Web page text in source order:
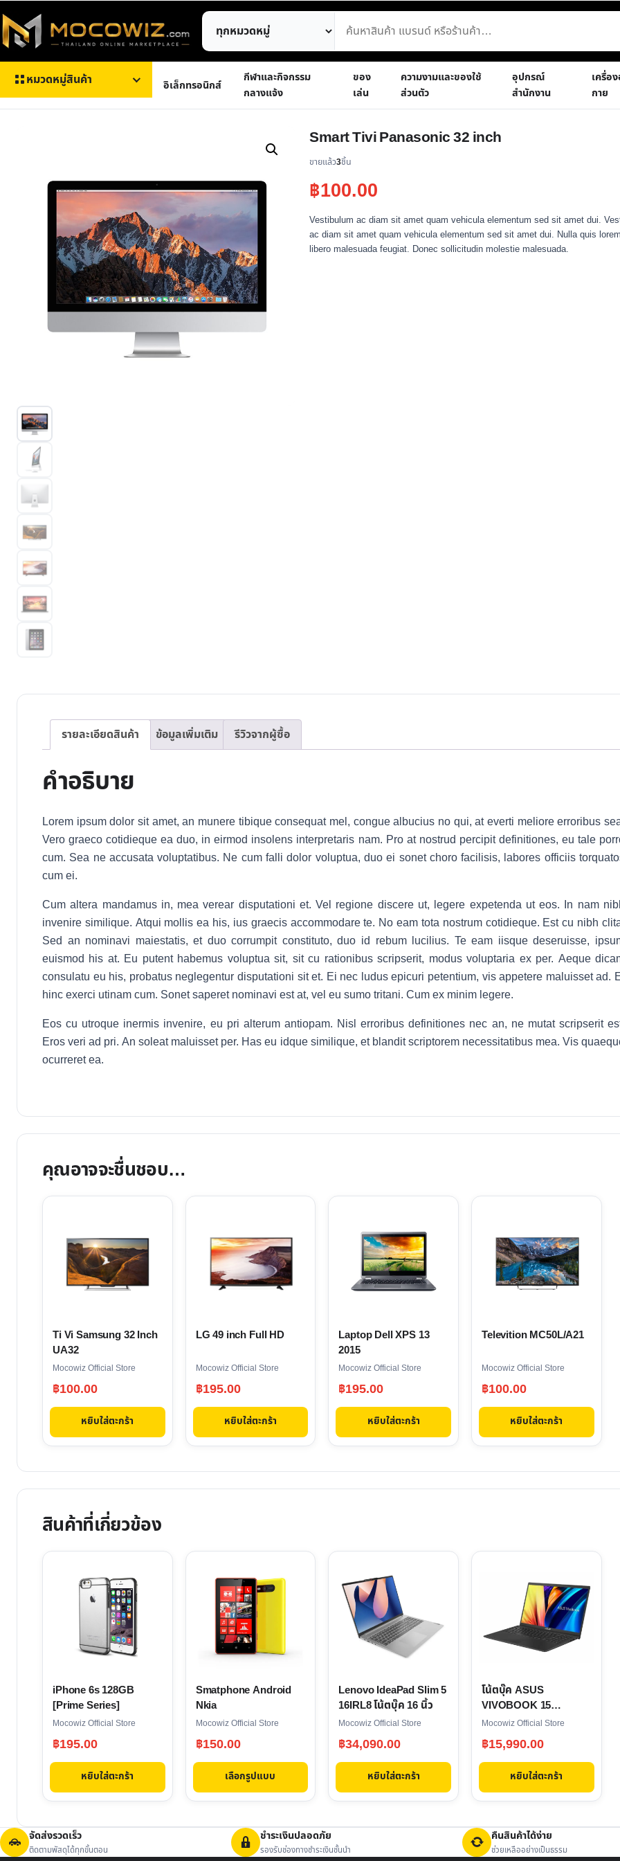
ไป
ยัง
เนื้อหา
ค้นหา
สินค้า
หมวดหมู่สินค้า อิเล็กทรอนิกส์
กีฬาและกิจกรรม
กลางแจ้ง
ของ
เล่น
ความงามและของใช้
ส่วนตัว
อุปกรณ์
สำนักงาน
เครื่อ
กาย
Smart Tivi Panasonic 32 inch
ขายแล้ว3ชิ้น
฿100.00
Vestibulum ac diam sit amet quam vehicula elementum sed sit amet dui.
ac diam sit amet quam vehicula elementum sed sit amet dui. Nulla quis
libero malesuada feugiat. Donec sollicitudin molestie malesuada.
รายละเอียดสินค้า ข้อมูลเพิ่มเติม รีวิวจากผู้ซื้อ
คำอธิบาย
Lorem ipsum dolor sit amet, an munere tibique consequat mel, congue albucius no qui, at everti meliore erroribus
Vero graeco cotidieque ea duo, in eirmod insolens interpretaris nam. Pro at nostrud percipit definitiones, eu tale
cum. Sea ne accusata voluptatibus. Ne cum falli dolor voluptua, duo ei sonet choro facilisis, labores officiis
cum ei.
Cum altera mandamus in, mea verear disputationi et. Vel regione discere ut, legere expetenda ut eos. In nam
invenire similique. Atqui mollis ea his, ius graecis accommodare te. No eam tota nostrum cotidieque. Est cu nibh
Sed an nominavi maiestatis, et duo corrumpit constituto, duo id rebum lucilius. Te eam iisque deseruisse,
euismod his at. Eu putent habemus voluptua sit, sit cu rationibus scripserit, modus voluptaria ex per. Aeque
consulatu eu his, probatus neglegentur disputationi sit et. Ei nec ludus epicuri petentium, vis appetere maluisset ad.
hinc exerci utinam cum. Sonet saperet nominavi est at, vel eu sumo tritani. Cum ex minim legere.
Eos cu utroque inermis invenire, eu pri alterum antiopam. Nisl erroribus definitiones nec an, ne mutat scripserit
Eros veri ad pri. An soleat maluisset per. Has eu idque similique, et blandit scriptorem necessitatibus mea. Vis
ocurreret ea.
คุณอาจจะชื่นชอบ…
Ti Vi Samsung 32 Inch
UA32
Mocowiz Official Store
฿100.00
หยิบใส่ตะกร้า
LG 49 inch Full HD
Mocowiz Official Store
฿195.00
หยิบใส่ตะกร้า
Laptop Dell XPS 13
2015
Mocowiz Official Store
฿195.00
หยิบใส่ตะกร้า
Televition MC50L/A21
Mocowiz Official Store
฿100.00
หยิบใส่ตะกร้า
สินค้าที่เกี่ยวข้อง
iPhone 6s 128GB
[Prime Series]
Mocowiz Official Store
฿195.00
หยิบใส่ตะกร้า
Smatphone Android
Nkia
Mocowiz Official Store
฿150.00
เลือกรูปแบบ
product
multiple
variants.
may
be
chosen
on
the
product
page
Lenovo IdeaPad Slim 5
16IRL8 โน้ตบุ๊ค 16 นิ้ว
Mocowiz Official Store
฿34,090.00
หยิบใส่ตะกร้า
โน้ตบุ๊ค ASUS
VIVOBOOK 15
X1500EA-BR3539W
Mocowiz Official Store
฿15,990.00
หยิบใส่ตะกร้า
จัดส่งรวดเร็ว
ติดตามพัสดุได้ทุกขั้นตอน
ชำระเงินปลอดภัย
รองรับช่องทางชำระเงินชั้นนำ
คืนสินค้าได้ง่าย
ช่วยเหลืออย่างเป็นธรรม